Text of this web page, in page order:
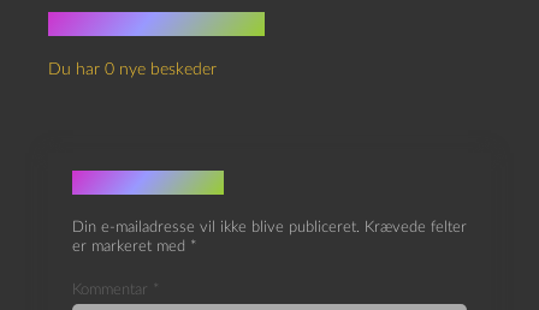
Du har 0 nye beskeder
Skriv et svar
Din e-mailadresse vil ikke blive publiceret. Krævede felter
er markeret med *
Kommentar *